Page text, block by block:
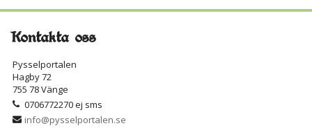
Kontakta oss
Pysselportalen
Hagby 72
755 78 Vänge
0706772270 ej sms
info@pysselportalen.se